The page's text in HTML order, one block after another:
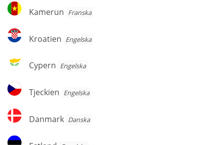
Kamerun
Kamerun Franska
Kroatien
Kroatien Engelska
Cypern
Cypern Engelska
Tjeckien
Tjeckien Engelska
Danmark
Danmark Danska
Estland